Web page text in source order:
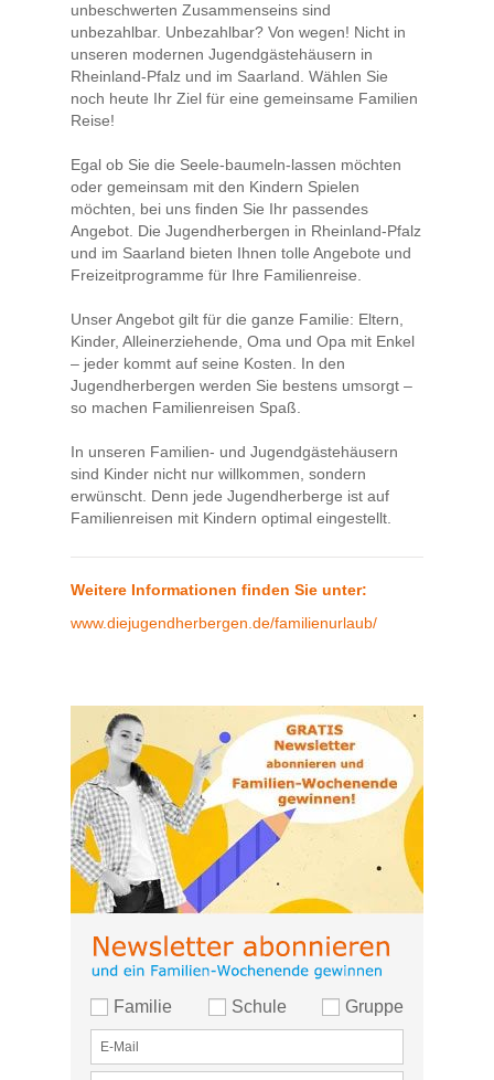
unbeschwerten Zusammenseins sind
unbezahlbar. Unbezahlbar? Von wegen! Nicht in
unseren modernen Jugendgästehäusern in
Rheinland-Pfalz und im Saarland. Wählen Sie
noch heute Ihr Ziel für eine gemeinsame Familien
Reise!
Egal ob Sie die Seele-baumeln-lassen möchten
oder gemeinsam mit den Kindern Spielen
möchten, bei uns finden Sie Ihr passendes
Angebot. Die Jugendherbergen in Rheinland-Pfalz
und im Saarland bieten Ihnen tolle Angebote und
Freizeitprogramme für Ihre Familienreise.
Unser Angebot gilt für die ganze Familie: Eltern,
Kinder, Alleinerziehende, Oma und Opa mit Enkel
– jeder kommt auf seine Kosten. In den
Jugendherbergen werden Sie bestens umsorgt –
so machen Familienreisen Spaß.
In unseren Familien- und Jugendgästehäusern
sind Kinder nicht nur willkommen, sondern
erwünscht. Denn jede Jugendherberge ist auf
Familienreisen mit Kindern optimal eingestellt.
Weitere Informationen finden Sie unter:
www.diejugendherbergen.de/familienurlaub/
Familie Schule Gruppe